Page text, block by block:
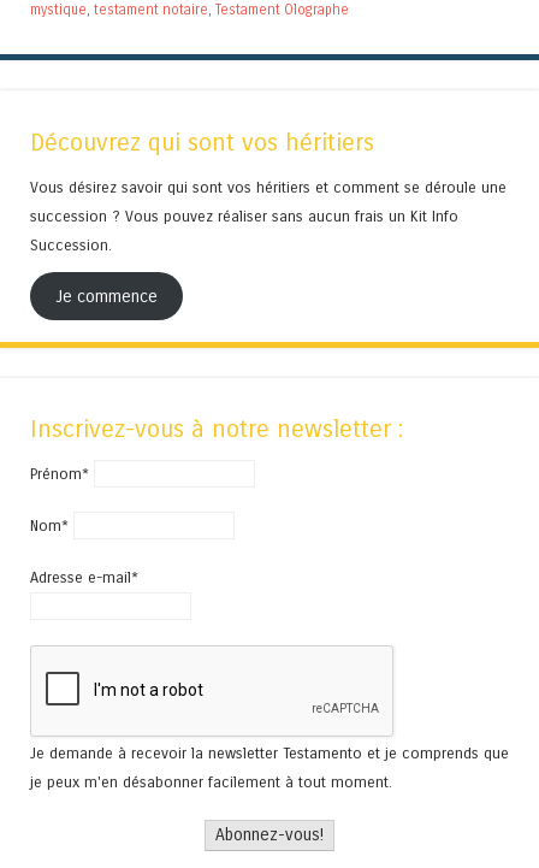
mystique, testament notaire, Testament Olographe
Découvrez qui sont vos héritiers
Vous désirez savoir qui sont vos héritiers et comment se déroule une
succession ? Vous pouvez réaliser sans aucun frais un Kit Info
Succession.
Je commence
Inscrivez-vous à notre newsletter :
Prénom*
Nom*
Adresse e-mail*
Je demande à recevoir la newsletter Testamento et je comprends que
je peux m'en désabonner facilement à tout moment.